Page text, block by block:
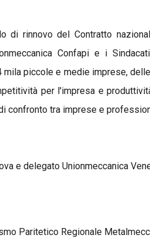
di rinnovo del Contratto
Confapi e i
piccole e medie imprese,
per l'impresa e
confronto tra imprese e
e delegato Unionmeccanica
Paritetico Regionale